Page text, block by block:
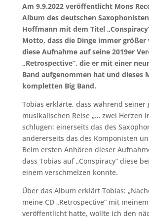
Am 9.9.2022 veröffentlicht Mons
Album des deutschen
Hoffmann mit dem Titel
Motto, dass die Dinge immer
diese Aufnahme auf seine 2019er
„Retrospective“, die er mit einer
Band aufgenommen hat und dieses
kompletten Big Band.
Tobias erklärte, dass während seiner
musikalischen Reise „… zwei Herzen
schlugen: einerseits das des
andererseits das des Komponisten
Beim ersten Anhören dieser
dass Tobias auf „Conspiracy“ diese
einem verschmelzen konnte.
Über das Album erklärt Tobias:
meine CD „Retrospective“ mit
veröffentlicht hatte, wollte ich den